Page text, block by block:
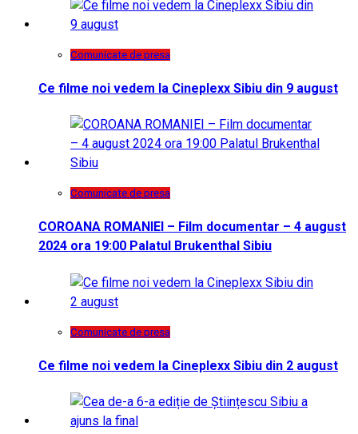
Comunicate de presa
Ce filme noi vedem la Cineplexx Sibiu din 9 august
Comunicate de presa
COROANA ROMANIEI – Film documentar – 4 august
2024 ora 19:00 Palatul Brukenthal Sibiu
Comunicate de presa
Ce filme noi vedem la Cineplexx Sibiu din 2 august